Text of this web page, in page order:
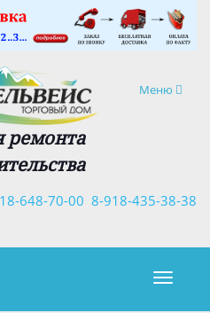
Навигация
Меню
ремонта
8-918-435-38-38
648-70-00
×